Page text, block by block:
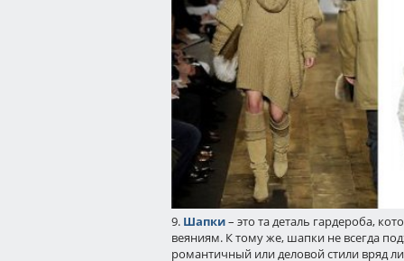
9. Шапки– это та деталь гардероба,
веяниям. К тому же, шапки не всегда
романтичный или деловой стили вряд